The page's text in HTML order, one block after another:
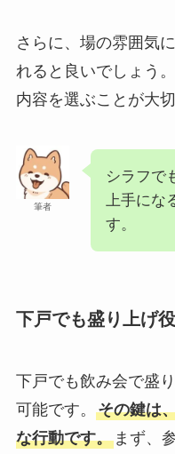
さらに、場の雰囲気
れると良いでしょう
内容を選ぶことが大切
筆者
シラフで
上手にな
す。
下戸でも盛り上げ
下戸でも飲み会で盛
可能です。 その鍵は
な行動です。まず、